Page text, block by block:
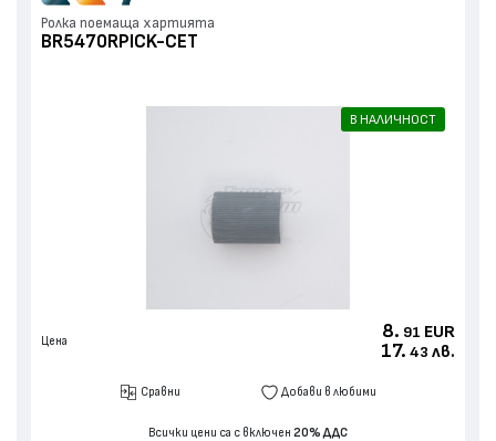
Ролка поемаща хартията
BR5470RPICK-CET
В НАЛИЧНОСТ
Цена 8. 91 EUR
17. 43 лв.
Сравни Добави в любими
Всички цени са с включен 20% ДДС